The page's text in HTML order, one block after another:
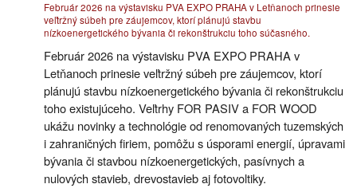
Február 2026 na výstavisku PVA EXPO PRAHA v Letňanoch prinesie
veľtržný súbeh pre záujemcov, ktorí plánujú stavbu
nízkoenergetického bývania či rekonštrukciu toho súčasného.
Február 2026 na výstavisku PVA EXPO PRAHA v
Letňanoch prinesie veľtržný súbeh pre záujemcov, ktorí
plánujú stavbu nízkoenergetického bývania či rekonštrukciu
toho existujúceho. Veľtrhy FOR PASIV a FOR WOOD
ukážu novinky a technológie od renomovaných tuzemských
i zahraničných firiem, pomôžu s úsporami energií, úpravami
bývania či stavbou nízkoenergetických, pasívnych a
nulových stavieb, drevostavieb aj fotovoltiky.